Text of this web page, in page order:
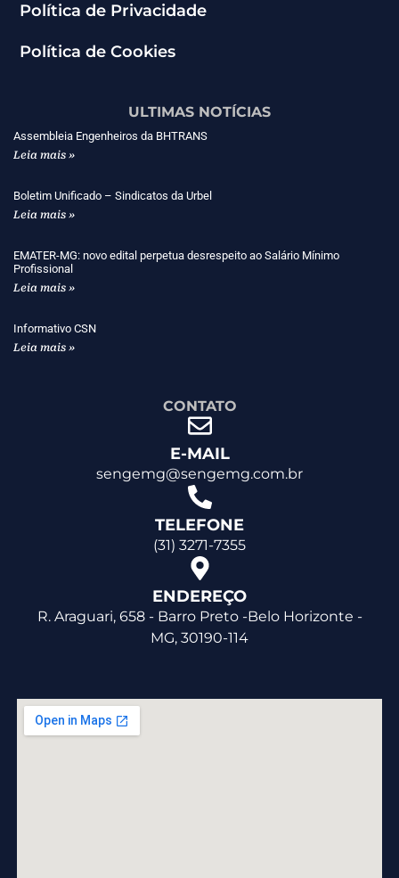
Política de Privacidade
Política de Cookies
ULTIMAS NOTÍCIAS
Assembleia Engenheiros da BHTRANS
Leia mais »
Boletim Unificado – Sindicatos da Urbel
Leia mais »
EMATER-MG: novo edital perpetua desrespeito ao Salário Mínimo
Profissional
Leia mais »
Informativo CSN
Leia mais »
CONTATO
E-MAIL
sengemg@sengemg.com.br
TELEFONE
(31) 3271-7355
ENDEREÇO
R. Araguari, 658 - Barro Preto -Belo Horizonte -
MG, 30190-114